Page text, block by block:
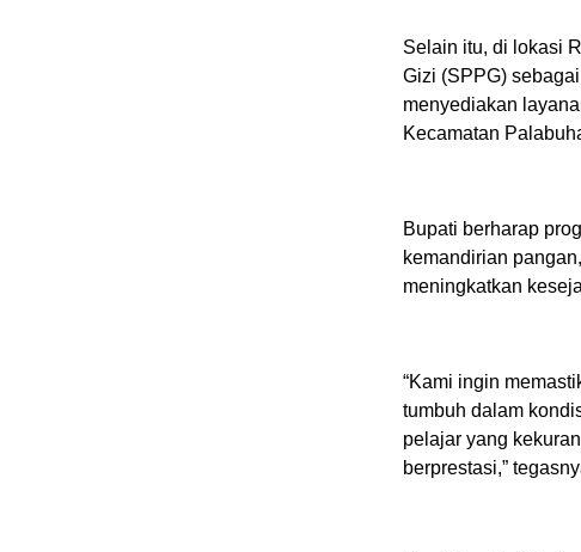
Selain itu, di lokasi
Gizi (SPPG)
menyediakan
Kecamatan
Bupati berharap
kemandirian
meningkatkan
“Kami ingin
tumbuh dalam
pelajar yang
berprestasi,”